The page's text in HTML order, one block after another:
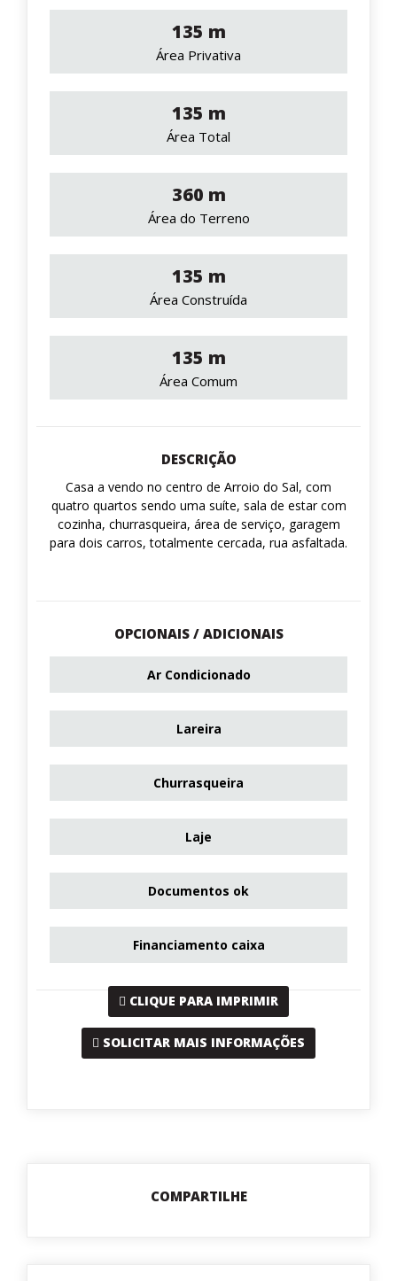
135 m
Área Privativa
135 m
Área Total
360 m
Área do Terreno
135 m
Área Construída
135 m
Área Comum
DESCRIÇÃO
Casa a vendo no centro de Arroio do Sal, com
quatro quartos sendo uma suíte, sala de estar com
cozinha, churrasqueira, área de serviço, garagem
para dois carros, totalmente cercada, rua asfaltada.
OPCIONAIS / ADICIONAIS
Ar Condicionado
Lareira
Churrasqueira
Laje
Documentos ok
Financiamento caixa
CLIQUE PARA IMPRIMIR
SOLICITAR MAIS INFORMAÇÕES
COMPARTILHE